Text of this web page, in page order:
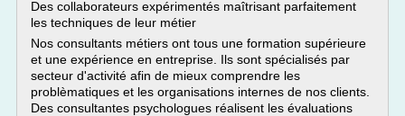
Des collaborateurs expérimentés maîtrisant parfaitement
les techniques de leur métier
Nos consultants métiers ont tous une formation supérieure
et une expérience en entreprise. Ils sont spécialisés par
secteur d'activité afin de mieux comprendre les
problèmatiques et les organisations internes de nos clients.
Des consultantes psychologues réalisent les évaluations